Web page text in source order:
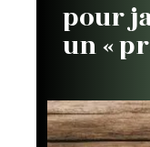
pour
un «